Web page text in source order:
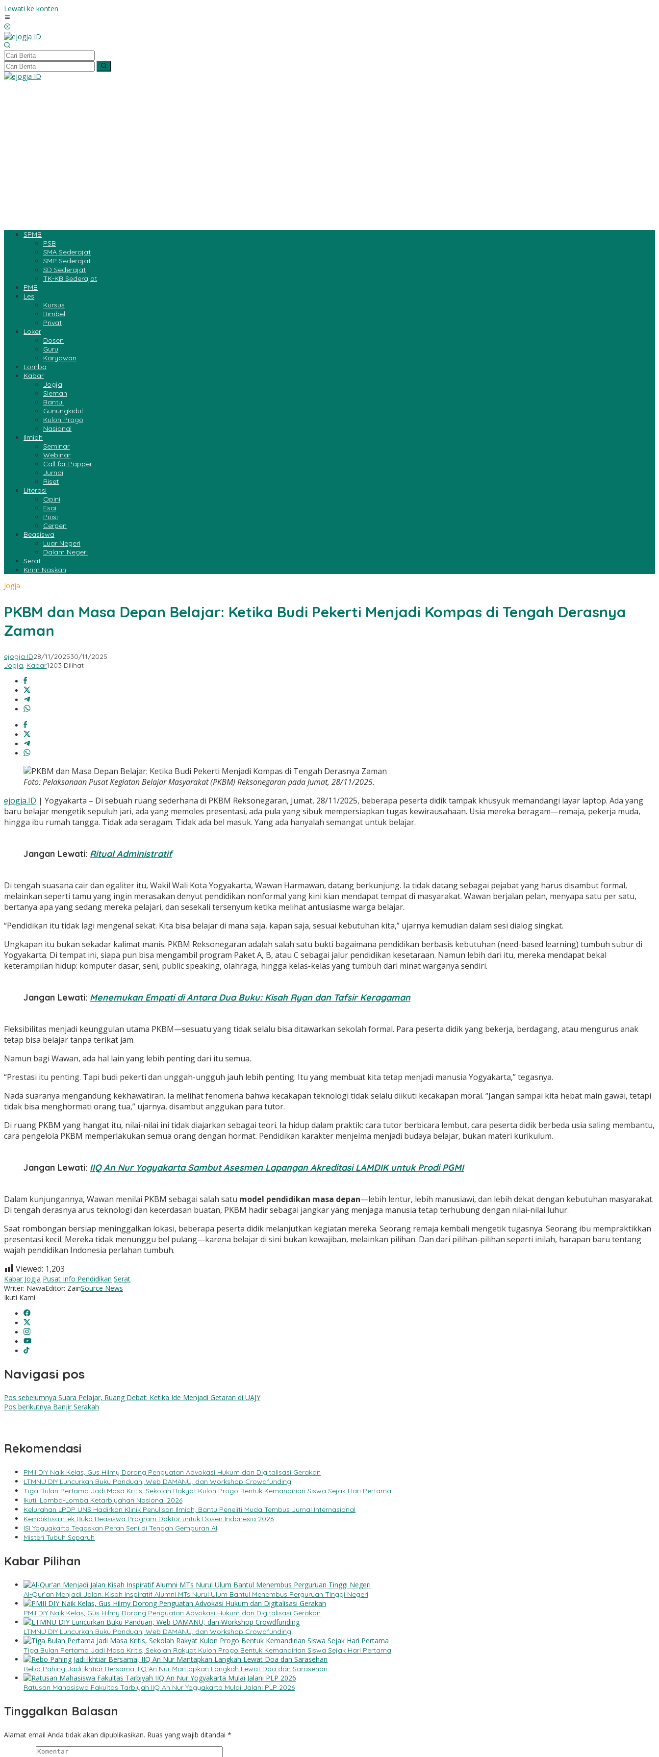
Lewati ke konten
SPMB
PSB
SMA Sederajat
SMP Sederajat
SD Sederajat
TK-KB Sederajat
PMB
Les
Kursus
Bimbel
Privat
Loker
Dosen
Guru
Karyawan
Lomba
Kabar
Jogja
Sleman
Bantul
Gunungkidul
Kulon Progo
Nasional
Ilmiah
Seminar
Webinar
Call for Papper
Jurnai
Riset
Literasi
Opini
Esai
Puisi
Cerpen
Beasiswa
Luar Negeri
Dalam Negeri
Serat
Kirim Naskah
Jogja
PKBM dan Masa Depan Belajar: Ketika Budi Pekerti Menjadi Kompas di Tengah Derasnya
Zaman
ejogja ID28/11/202530/11/2025
Jogja, Kabar1203 Dilihat
Foto: Pelaksanaan Pusat Kegiatan Belajar Masyarakat (PKBM) Reksonegaran pada Jumat, 28/11/2025.
ejogja.ID | Yogyakarta – Di sebuah ruang sederhana di PKBM Reksonegaran, Jumat, 28/11/2025, beberapa peserta didik tampak khusyuk memandangi layar laptop. Ada yang
baru belajar mengetik sepuluh jari, ada yang memoles presentasi, ada pula yang sibuk mempersiapkan tugas kewirausahaan. Usia mereka beragam—remaja, pekerja muda,
hingga ibu rumah tangga. Tidak ada seragam. Tidak ada bel masuk. Yang ada hanyalah semangat untuk belajar.
Jangan Lewati: Ritual Administratif
Di tengah suasana cair dan egaliter itu, Wakil Wali Kota Yogyakarta, Wawan Harmawan, datang berkunjung. Ia tidak datang sebagai pejabat yang harus disambut formal,
melainkan seperti tamu yang ingin merasakan denyut pendidikan nonformal yang kini kian mendapat tempat di masyarakat. Wawan berjalan pelan, menyapa satu per satu,
bertanya apa yang sedang mereka pelajari, dan sesekali tersenyum ketika melihat antusiasme warga belajar.
“Pendidikan itu tidak lagi mengenal sekat. Kita bisa belajar di mana saja, kapan saja, sesuai kebutuhan kita,” ujarnya kemudian dalam sesi dialog singkat.
Ungkapan itu bukan sekadar kalimat manis. PKBM Reksonegaran adalah salah satu bukti bagaimana pendidikan berbasis kebutuhan (need-based learning) tumbuh subur di
Yogyakarta. Di tempat ini, siapa pun bisa mengambil program Paket A, B, atau C sebagai jalur pendidikan kesetaraan. Namun lebih dari itu, mereka mendapat bekal
keterampilan hidup: komputer dasar, seni, public speaking, olahraga, hingga kelas-kelas yang tumbuh dari minat warganya sendiri.
Jangan Lewati: Menemukan Empati di Antara Dua Buku: Kisah Ryan dan Tafsir Keragaman
Fleksibilitas menjadi keunggulan utama PKBM—sesuatu yang tidak selalu bisa ditawarkan sekolah formal. Para peserta didik yang bekerja, berdagang, atau mengurus anak
tetap bisa belajar tanpa terikat jam.
Namun bagi Wawan, ada hal lain yang lebih penting dari itu semua.
“Prestasi itu penting. Tapi budi pekerti dan unggah-ungguh jauh lebih penting. Itu yang membuat kita tetap menjadi manusia Yogyakarta,” tegasnya.
Nada suaranya mengandung kekhawatiran. Ia melihat fenomena bahwa kecakapan teknologi tidak selalu diikuti kecakapan moral. “Jangan sampai kita hebat main gawai, tetapi
tidak bisa menghormati orang tua,” ujarnya, disambut anggukan para tutor.
Di ruang PKBM yang hangat itu, nilai-nilai ini tidak diajarkan sebagai teori. Ia hidup dalam praktik: cara tutor berbicara lembut, cara peserta didik berbeda usia saling membantu,
cara pengelola PKBM memperlakukan semua orang dengan hormat. Pendidikan karakter menjelma menjadi budaya belajar, bukan materi kurikulum.
Jangan Lewati: IIQ An Nur Yogyakarta Sambut Asesmen Lapangan Akreditasi LAMDIK untuk Prodi PGMI
Dalam kunjungannya, Wawan menilai PKBM sebagai salah satu model pendidikan masa depan—lebih lentur, lebih manusiawi, dan lebih dekat dengan kebutuhan masyarakat.
Di tengah derasnya arus teknologi dan kecerdasan buatan, PKBM hadir sebagai jangkar yang menjaga manusia tetap terhubung dengan nilai-nilai luhur.
Saat rombongan bersiap meninggalkan lokasi, beberapa peserta didik melanjutkan kegiatan mereka. Seorang remaja kembali mengetik tugasnya. Seorang ibu mempraktikkan
presentasi kecil. Mereka tidak menunggu bel pulang—karena belajar di sini bukan kewajiban, melainkan pilihan. Dan dari pilihan-pilihan seperti inilah, harapan baru tentang
wajah pendidikan Indonesia perlahan tumbuh.
Viewed: 1,203
Kabar Jogja Pusat Info Pendidikan Serat
Writer: NawaEditor: ZainSource News
Ikuti Kami
Navigasi pos
Pos sebelumnya Suara Pelajar, Ruang Debat: Ketika Ide Menjadi Getaran di UAJY
Pos berikutnya Banjir Serakah
Rekomendasi
PMII DIY Naik Kelas, Gus Hilmy Dorong Penguatan Advokasi Hukum dan Digitalisasi Gerakan
LTMNU DIY Luncurkan Buku Panduan, Web DAMANU, dan Workshop Crowdfunding
Tiga Bulan Pertama Jadi Masa Kritis, Sekolah Rakyat Kulon Progo Bentuk Kemandirian Siswa Sejak Hari Pertama
Ikuti! Lomba-Lomba Ketarbiyahan Nasional 2026
Kelurahan LPDP UNS Hadirkan Klinik Penulisan Ilmiah, Bantu Peneliti Muda Tembus Jurnal Internasional
Kemdiktisaintek Buka Beasiswa Program Doktor untuk Dosen Indonesia 2026
ISI Yogyakarta Tegaskan Peran Seni di Tengah Gempuran AI
Misteri Tubuh Separuh
Kabar Pilihan
Al-Qur’an Menjadi Jalan: Kisah Inspiratif Alumni MTs Nurul Ulum Bantul Menembus Perguruan Tinggi Negeri
PMII DIY Naik Kelas, Gus Hilmy Dorong Penguatan Advokasi Hukum dan Digitalisasi Gerakan
LTMNU DIY Luncurkan Buku Panduan, Web DAMANU, dan Workshop Crowdfunding
Tiga Bulan Pertama Jadi Masa Kritis, Sekolah Rakyat Kulon Progo Bentuk Kemandirian Siswa Sejak Hari Pertama
Rebo Pahing Jadi Ikhtiar Bersama, IIQ An Nur Mantapkan Langkah Lewat Doa dan Sarasehan
Ratusan Mahasiswa Fakultas Tarbiyah IIQ An Nur Yogyakarta Mulai Jalani PLP 2026
Tinggalkan Balasan
Alamat email Anda tidak akan dipublikasikan. Ruas yang wajib ditandai *